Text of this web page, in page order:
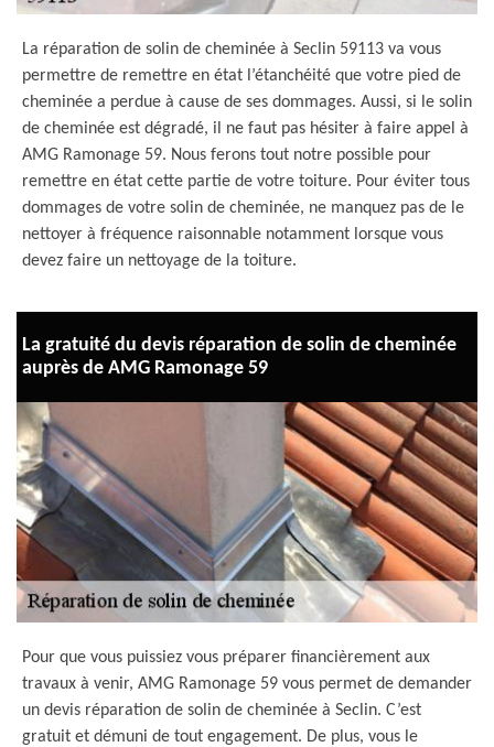
La réparation de solin de cheminée à Seclin 59113 va vous
permettre de remettre en état l’étanchéité que votre pied de
cheminée a perdue à cause de ses dommages. Aussi, si le solin
de cheminée est dégradé, il ne faut pas hésiter à faire appel à
AMG Ramonage 59. Nous ferons tout notre possible pour
remettre en état cette partie de votre toiture. Pour éviter tous
dommages de votre solin de cheminée, ne manquez pas de le
nettoyer à fréquence raisonnable notamment lorsque vous
devez faire un nettoyage de la toiture.
La gratuité du devis réparation de solin de cheminée
auprès de AMG Ramonage 59
Pour que vous puissiez vous préparer financièrement aux
travaux à venir, AMG Ramonage 59 vous permet de demander
un devis réparation de solin de cheminée à Seclin. C’est
gratuit et démuni de tout engagement. De plus, vous le